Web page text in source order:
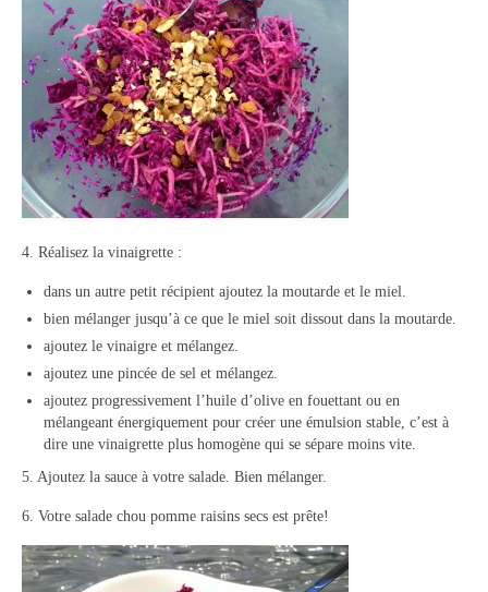
4. Réalisez la vinaigrette :
dans un autre petit récipient ajoutez la moutarde et le miel.
bien mélanger jusqu’à ce que le miel soit dissout dans la moutarde.
ajoutez le vinaigre et mélangez.
ajoutez une pincée de sel et mélangez.
ajoutez progressivement l’huile d’olive en fouettant ou en
mélangeant énergiquement pour créer une émulsion stable, c’est à
dire une vinaigrette plus homogène qui se sépare moins vite.
5. Ajoutez la sauce à votre salade. Bien mélanger.
6. Votre salade chou pomme raisins secs est prête!